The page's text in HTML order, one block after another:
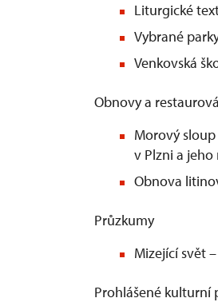
Liturgické
Vybrané
Venkovská
Obnovy a
Morový
v Plzni a jeho
Obnova
Průzkumy
Mizející svět
Prohlášené kulturní